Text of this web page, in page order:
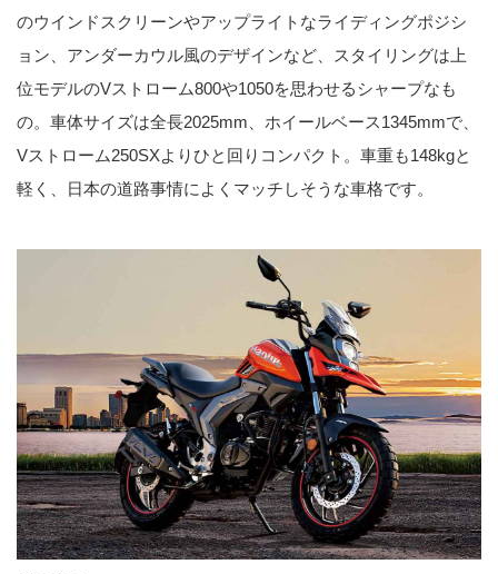
のウインドスクリーンやアップライトなライディングポジシ
ョン、アンダーカウル風のデザインなど、スタイリングは上
位モデルのVストローム800や1050を思わせるシャープなも
の。車体サイズは全長2025mm、ホイールベース1345mmで、
Vストローム250SXよりひと回りコンパクト。車重も148kgと
軽く、日本の道路事情によくマッチしそうな車格です。